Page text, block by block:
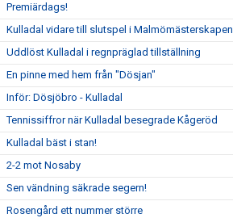
Premiärdags!
Kulladal vidare till slutspel i Malmömästerskapen
Uddlöst Kulladal i regnpräglad tillställning
En pinne med hem från "Dösjan"
Inför: Dösjöbro - Kulladal
Tennissiffror när Kulladal besegrade Kågeröd
Kulladal bäst i stan!
2-2 mot Nosaby
Sen vändning säkrade segern!
Rosengård ett nummer större